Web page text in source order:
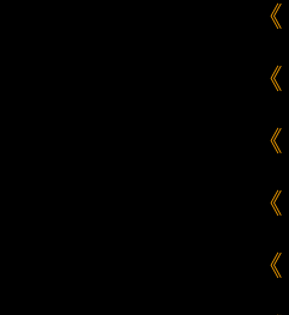
《
《
《
《
《